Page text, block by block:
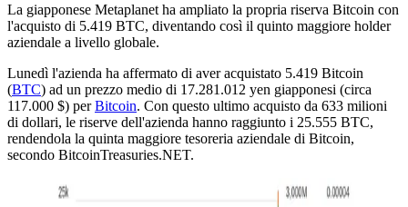
La giapponese Metaplanet ha ampliato la propria riserva Bitcoin con
l'acquisto di 5.419 BTC, diventando così il quinto maggiore holder
aziendale a livello globale.
Lunedì l'azienda ha affermato di aver acquistato 5.419 Bitcoin
(BTC) ad un prezzo medio di 17.281.012 yen giapponesi (circa
117.000 $) perBitcoin. Con questo ultimo acquisto da 633 milioni
di dollari, le riserve dell'azienda hanno raggiunto i 25.555 BTC,
rendendola la quinta maggiore tesoreria aziendale di Bitcoin,
secondo BitcoinTreasuries.NET.